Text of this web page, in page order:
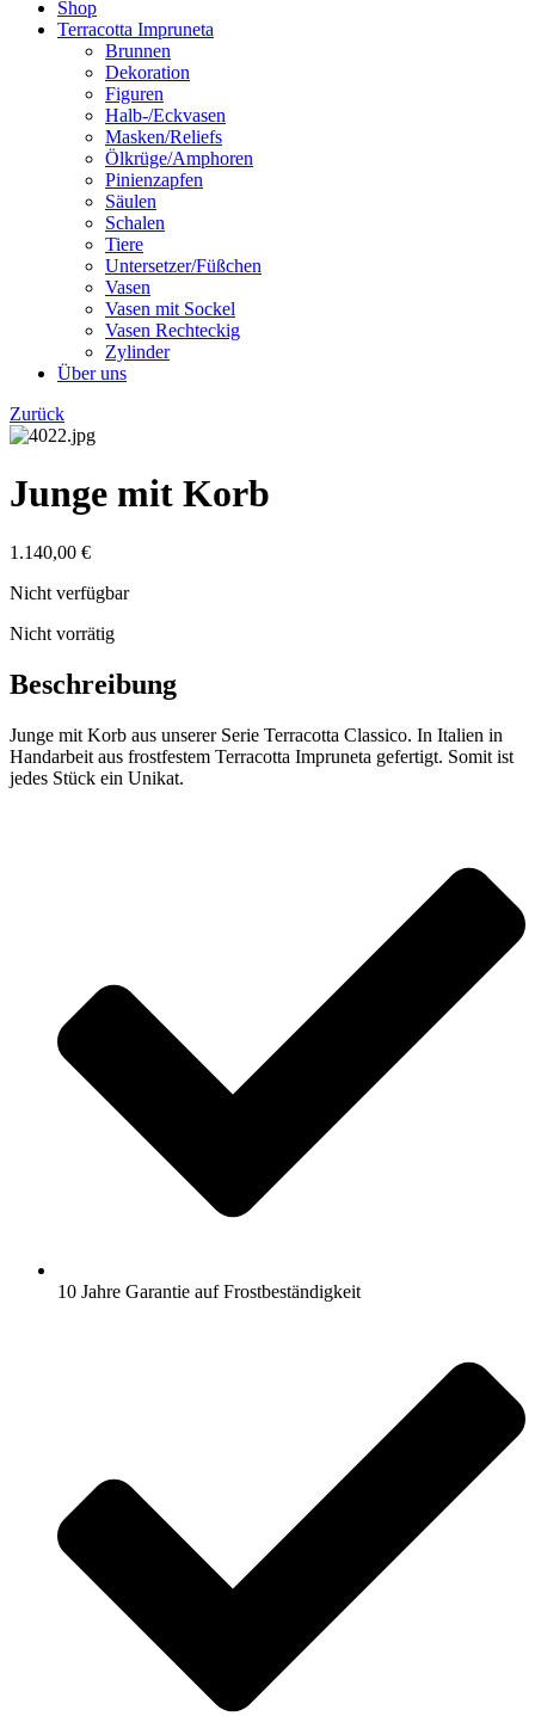
Shop
Terracotta Impruneta
Brunnen
Dekoration
Figuren
Halb-/Eckvasen
Masken/Reliefs
Ölkrüge/Amphoren
Pinienzapfen
Säulen
Schalen
Tiere
Untersetzer/Füßchen
Vasen
Vasen mit Sockel
Vasen Rechteckig
Zylinder
Über uns
Zurück
Junge mit Korb
1.140,00 €
Nicht verfügbar
Nicht vorrätig
Beschreibung
Junge mit Korb aus unserer Serie Terracotta Classico. In Italien in
Handarbeit aus frostfestem Terracotta Impruneta gefertigt. Somit ist
jedes Stück ein Unikat.
10 Jahre Garantie auf Frostbeständigkeit